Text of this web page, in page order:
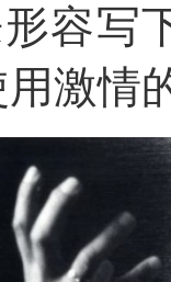
容写
用激情